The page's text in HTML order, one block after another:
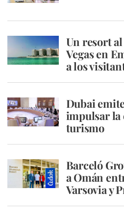
Un resort
Vegas en
a los
Dubai
impulsar la
turismo
Barceló
a Omán
Varsovia y